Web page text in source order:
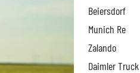
Beiersdorf
Munich Re
Zalando
Daimler Truck